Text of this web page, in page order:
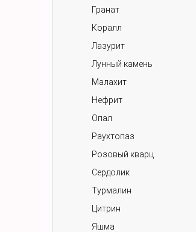
Гранат
Коралл
Лазурит
Лунный камень
Малахит
Нефрит
Опал
Раухтопаз
Розовый кварц
Сердолик
Турмалин
Цитрин
Яшма